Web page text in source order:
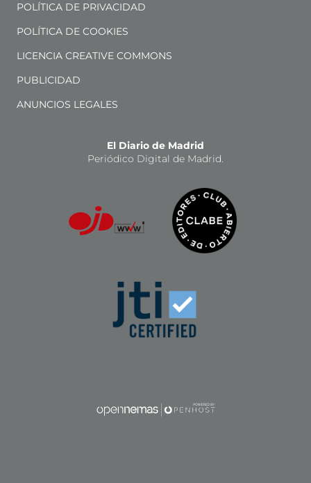
POLÍTICA DE PRIVACIDAD
POLÍTICA DE COOKIES
LICENCIA CREATIVE COMMONS
PUBLICIDAD
ANUNCIOS LEGALES
El Diario de Madrid
Periódico Digital de Madrid.